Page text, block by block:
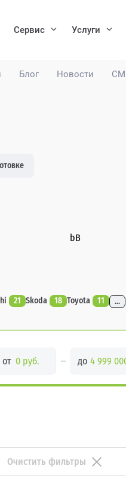
Блог Новости
Сервис Услуги
bB
21 Skoda 18 Toyota 11 ...
до
Очистить фильтры